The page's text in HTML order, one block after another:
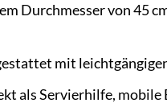
Durchmesser von 45
mit
als Servierhilfe,